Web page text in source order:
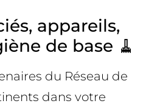
appareils,
de base 🧹
du Réseau de
dans votre